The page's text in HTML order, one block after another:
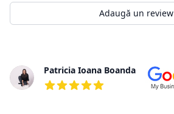
Adaugă un review
Review-uriPatricia Ioana Boanda